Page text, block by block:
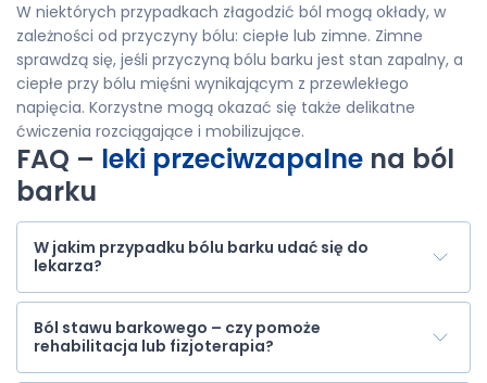
W niektórych przypadkach złagodzić ból mogą okłady, w
zależności od przyczyny bólu: ciepłe lub zimne. Zimne
sprawdzą się, jeśli przyczyną bólu barku jest stan zapalny, a
ciepłe przy bólu mięśni wynikającym z przewlekłego
napięcia. Korzystne mogą okazać się także delikatne
ćwiczenia rozciągające i mobilizujące.
FAQ – leki przeciwzapalne na ból
barku
W jakim przypadku bólu barku udać się do
lekarza?
Ból stawu barkowego – czy pomoże
rehabilitacja lub fizjoterapia?